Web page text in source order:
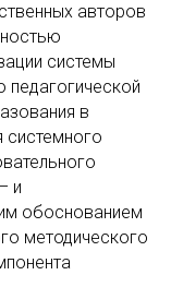
авторов
системы
в
системного
и
обоснованием
методического